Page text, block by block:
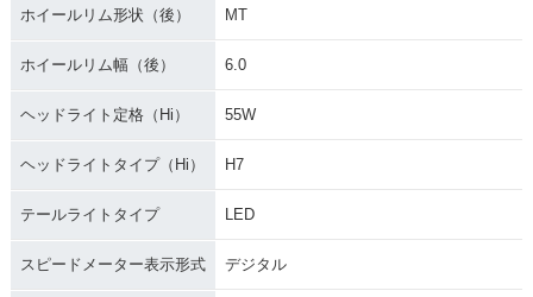
ホイールリム形状（後） MT
ホイールリム幅（後） 6.0
ヘッドライト定格（Hi） 55W
ヘッドライトタイプ（Hi） H7
テールライトタイプ LED
スピードメーター表示形式 デジタル